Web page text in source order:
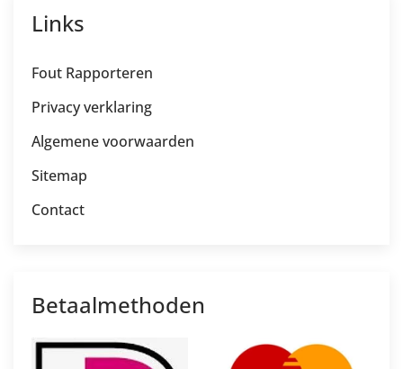
Links
Fout Rapporteren
Privacy verklaring
Algemene voorwaarden
Sitemap
Contact
Betaalmethoden